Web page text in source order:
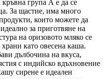
кръвна група А е да се
За щастие, има много
които можете да
за приготвяне на
на оризовото мляко се
като овесена каша.
дълбочина на вкуса,
с индийско вдъхновение
сирене е идеален